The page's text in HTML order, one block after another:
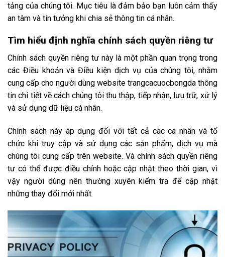
tảng của chúng tôi. Mục tiêu là đảm bảo bạn luôn cảm thấy
an tâm và tin tưởng khi chia sẻ thông tin cá nhân.
Tìm hiểu định nghĩa chính sách quyền riêng tư
Chính sách quyền riêng tư này là một phần quan trọng trong
các Điều khoản và Điều kiện dịch vụ của chúng tôi, nhằm
cung cấp cho người dùng website trangcacuocbongda thông
tin chi tiết về cách chúng tôi thu thập, tiếp nhận, lưu trữ, xử lý
và sử dụng dữ liệu cá nhân.
Chính sách này áp dụng đối với tất cả các cá nhân và tổ
chức khi truy cập và sử dụng các sản phẩm, dịch vụ mà
chúng tôi cung cấp trên website. Và chính sách quyền riêng
tư có thể được điều chỉnh hoặc cập nhật theo thời gian, vì
vậy người dùng nên thường xuyên kiểm tra để cập nhật
những thay đổi mới nhất.